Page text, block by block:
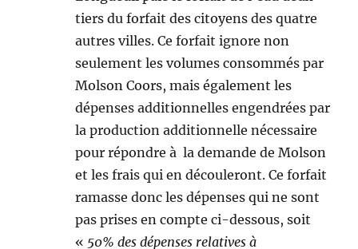
tiers du forfait des citoyens des quatre
autres villes. Ce forfait ignore non
seulement les volumes consommés par
Molson Coors, mais également les
dépenses additionnelles engendrées par
la production additionnelle nécessaire
pour répondre à la demande de Molson
et les frais qui en découleront. Ce forfait
ramasse donc les dépenses qui ne sont
pas prises en compte ci-dessous, soit
« 50% des dépenses relatives à